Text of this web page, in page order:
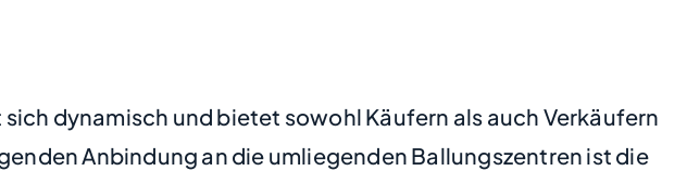
dynamisch und bietet sowohl Käufern als auch Verkäufern
Anbindung an die umliegenden Ballungszentren ist die